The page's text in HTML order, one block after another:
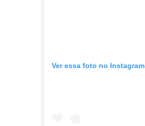
Ver essa foto no Instagram